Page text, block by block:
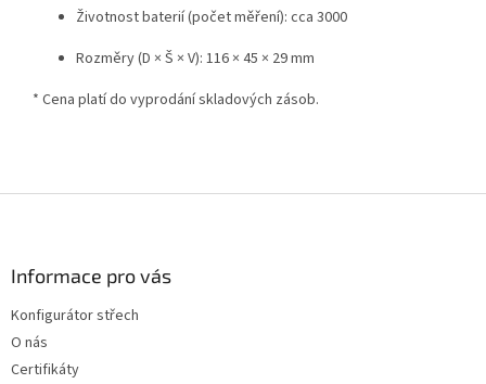
Životnost baterií (počet měření): cca 3000
Rozměry (D × Š × V): 116 × 45 × 29 mm
* Cena platí do vyprodání skladových zásob.
Informace pro vás
Konfigurátor střech
O nás
Certifikáty